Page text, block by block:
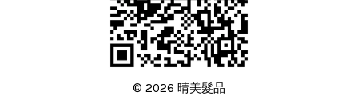
© 2026 晴美髮品